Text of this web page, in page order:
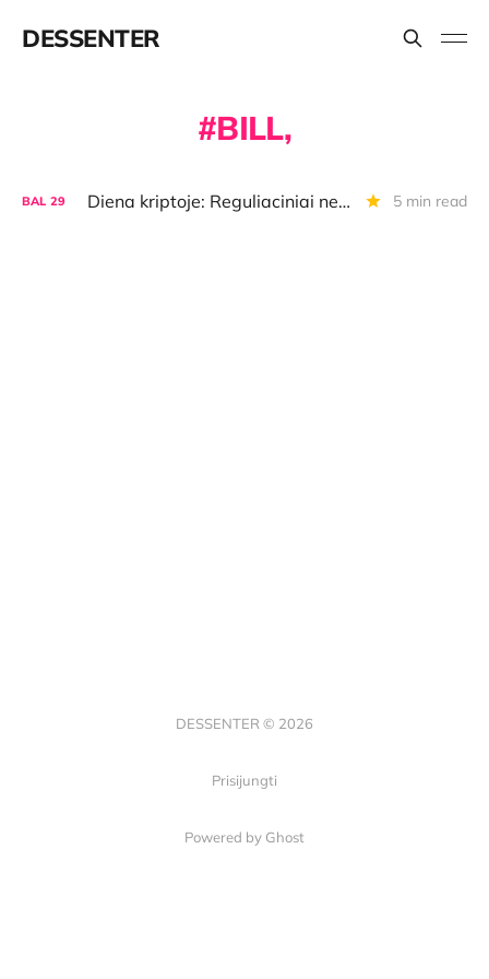
DESSENTER
BILL,
BAL 29 Diena kriptoje: Reguliaciniai neramumai JAV, šlamštiniai blokčeinai, Eminemas ir kripto 5 min read
DESSENTER © 2026
Prisijungti
Powered by Ghost